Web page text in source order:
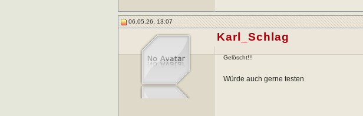
06.05.26, 13:07
Karl_Schlag
Gelöscht!!!
Würde auch gerne testen